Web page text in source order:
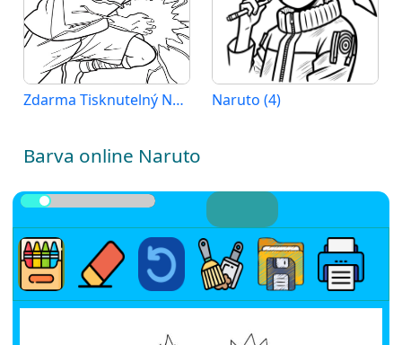
Zdarma Tisknutelný Naruto Naruto (4)
Barva online Naruto